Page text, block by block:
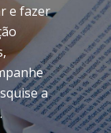
e fazer
a